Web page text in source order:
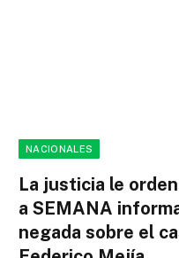
NACIONALES
La justicia le
a SEMANA
negada sobre el